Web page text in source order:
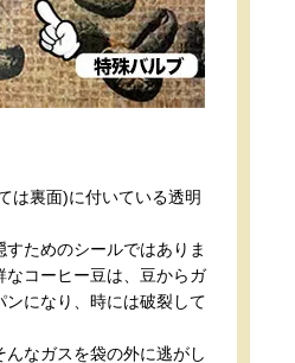
は裏面)に付いている透明
ためのシールではありま
なコーヒー豆は、豆からガ
ンになり、時には破裂して
んなガスを袋の外に逃がし